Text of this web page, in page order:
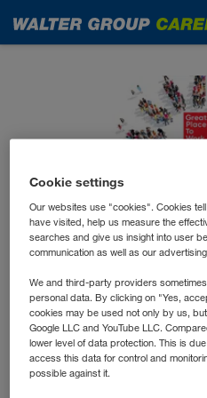
Новости
Die WALTER
erneut ein
TO WORK!
Cookie settings
Our websites use "cookies". Cookies
have visited, help us measure the
searches and give us insight into user
communication as well as our
We and third-party providers
personal data. By clicking on "Yes,
cookies may be used not only by us,
Google LLC and YouTube LLC.
lower level of data protection. This is
access this data for control and
possible against it.